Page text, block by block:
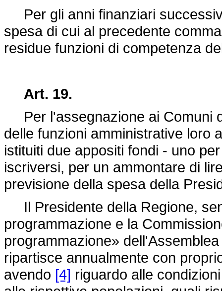
Per gli anni finanziari
spesa di cui al precedente
residue funzioni di competenza
Art. 19.
Per l'assegnazione ai Comuni
delle funzioni amministrative loro
istituiti due appositi fondi - uno
iscriversi, per un ammontare di
previsione della spesa della
Il Presidente della Regione,
programmazione e la
programmazione»
ripartisce annualmente con
avendo [4] riguardo alle